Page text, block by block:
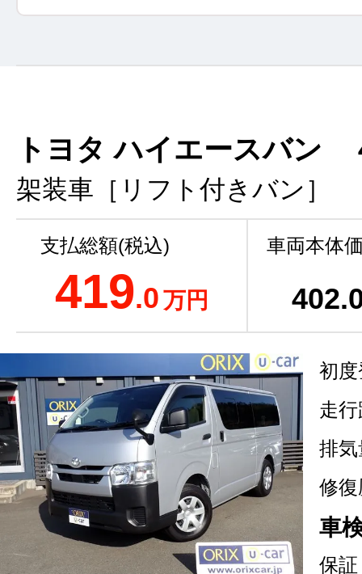
トヨタ ハイエースバン
架装車［リフト付きバン］
支払総額(税込)
419.0万円
車両本体
402
初
走
排気
修復
車
保証